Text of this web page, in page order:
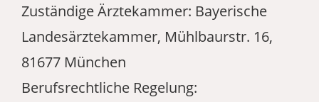
Zuständige Ärztekammer: Bayerische
Landesärztekammer, Mühlbaurstr. 16,
81677 München
Berufsrechtliche Regelung: